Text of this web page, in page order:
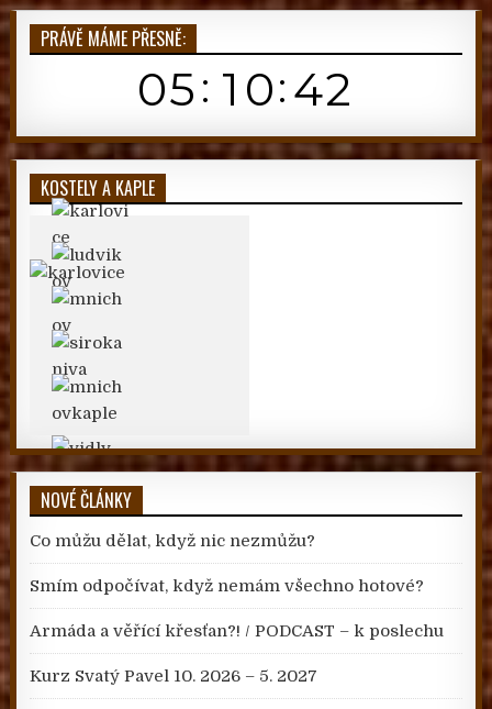
PRÁVĚ MÁME PŘESNĚ:
KOSTELY A KAPLE
NOVÉ ČLÁNKY
Co můžu dělat, když nic nezmůžu?
Smím odpočívat, když nemám všechno hotové?
Armáda a věřící křesťan?! / PODCAST – k poslechu
Kurz Svatý Pavel 10. 2026 – 5. 2027